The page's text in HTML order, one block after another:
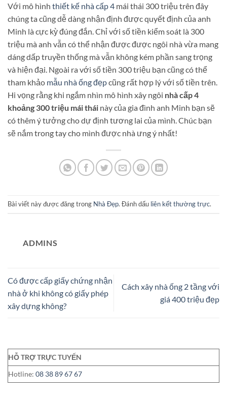
Với mô hình thiết kế nhà cấp 4 mái thái 300 triệu trên đây
chúng ta cũng dễ dàng nhận định được quyết định của anh
Minh là cực kỳ đúng đắn. Chỉ với số tiền kiểm soát là 300
triệu mà anh vẫn có thể nhận được được ngôi nhà vừa mang
dáng dấp truyền thống mà vẫn không kém phần sang trọng
và hiện đại. Ngoài ra với số tiền 300 triệu bạn cũng có thể
tham khảo mẫu nhà ống đẹpcũng rất hợp lý với số tiền trên.
Hi vọng rằng khi ngắm nhìn mô hình xây ngôi nhà cấp 4
khoảng 300 triệu mái thái này của gia đình anh Minh bạn sẽ
có thêm ý tưởng cho dự định tương lai của mình. Chúc bạn
sẽ nắm trong tay cho mình được nhà ưng ý nhất!
Bài viết này được đăng trong Nhà Đẹp. Đánh dấu liên kết thường trực.
ADMINS
Có được cấp giấy chứng nhận
nhà ở khi không có giấy phép
xây dựng không?
Cách xây nhà ống 2 tầng với
giá 400 triệu đẹp
HỖ TRỢ TRỰC TUYẾN
Hotline: 08 38 89 67 67